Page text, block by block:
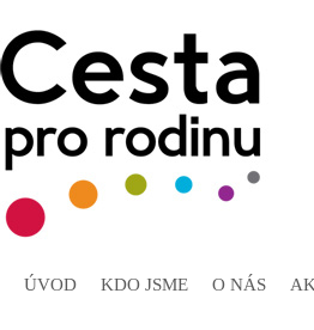
ÚVOD KDO JSME O NÁS